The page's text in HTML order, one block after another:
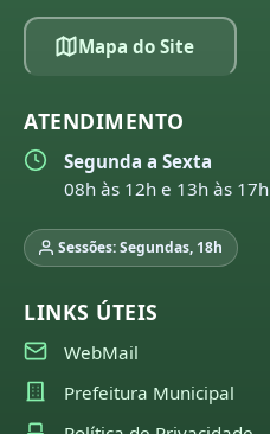
Mapa do Site
ATENDIMENTO
Segunda a Sexta
08h às 12h e 13h às 17h
Sessões: Segundas, 18h
LINKS ÚTEIS
WebMail
Prefeitura Municipal